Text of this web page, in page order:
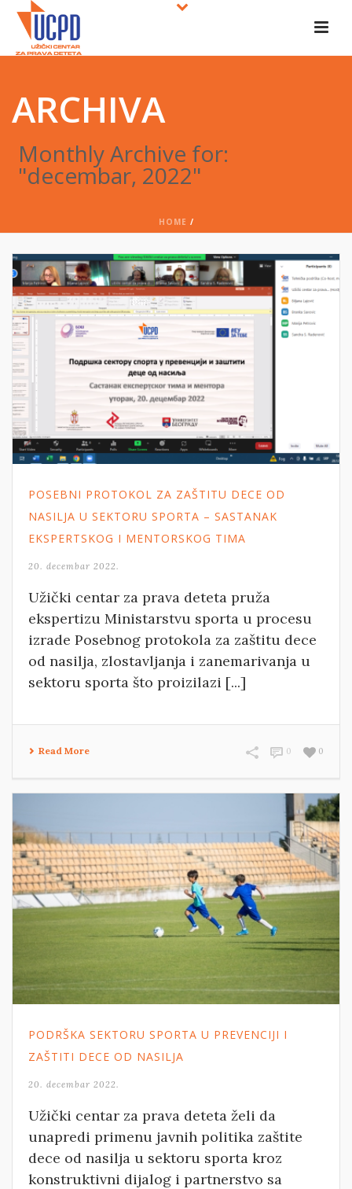
ARCHIVA
Monthly Archive for:
"decembar, 2022"
HOME /
POSEBNI PROTOKOL ZA ZAŠTITU DECE OD
NASILJA U SEKTORU SPORTA – SASTANAK
EKSPERTSKOG I MENTORSKOG TIMA
20. decembar 2022.
Užički centar za prava deteta pruža
ekspertizu Ministarstvu sporta u procesu
izrade Posebnog protokola za zaštitu dece
od nasilja, zlostavljanja i zanemarivanja u
sektoru sporta što proizilazi [...]
Read More 0
0
PODRŠKA SEKTORU SPORTA U PREVENCIJI I
ZAŠTITI DECE OD NASILJA
20. decembar 2022.
Užički centar za prava deteta želi da
unapredi primenu javnih politika zaštite
dece od nasilja u sektoru sporta kroz
konstruktivni dijalog i partnerstvo sa